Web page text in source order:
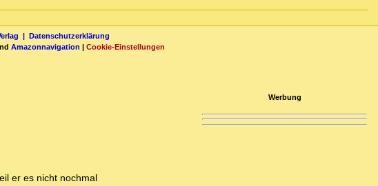
| Datenschutzerklärung
Amazonnavigation | Cookie-Einstellungen
er es nicht nochmal
Werbung